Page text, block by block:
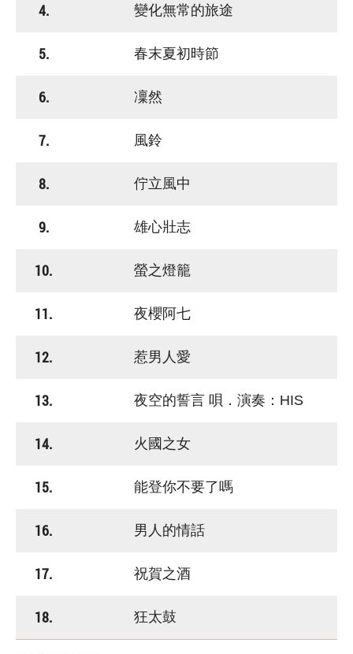
4. 變化無常的旅途
5. 春末夏初時節
6. 凜然
7. 風鈴
8. 佇立風中
9. 雄心壯志
10. 螢之燈籠
11. 夜櫻阿七
12. 惹男人愛
13. 夜空的誓言 唄．演奏：HIS
14. 火國之女
15. 能登你不要了嗎
16. 男人的情話
17. 祝賀之酒
18. 狂太鼓